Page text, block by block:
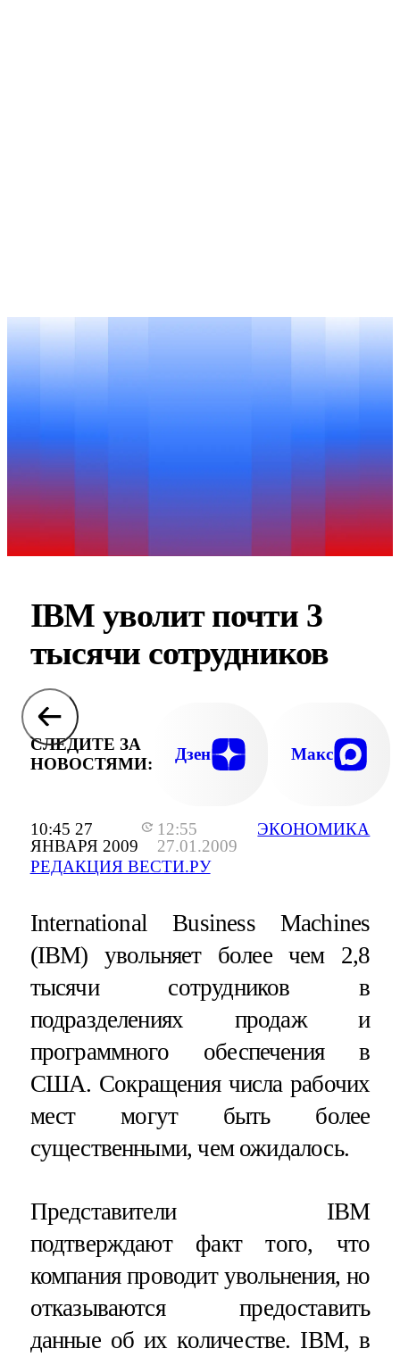
10:45 27
ЯНВАРЯ 2009
12:55
27.01.2009
РЕДАКЦИЯ ВЕСТИ.РУ
ЭКОНОМИКА
IBM уволит почти 3
тысячи сотрудников
СЛЕДИТЕ ЗА
НОВОСТЯМИ:
Дзен Макс
International Business Machines
(IBM) увольняет более чем 2,8
тысячи сотрудников в
подразделениях продаж и
программного обеспечения в
США. Сокращения числа рабочих
мест могут быть более
существенными, чем ожидалось.
Представители IBM
подтверждают факт того, что
компания проводит увольнения, но
отказываются предоставить
данные об их количестве. IBM, в